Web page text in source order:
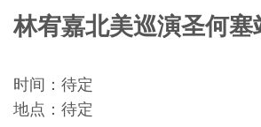
林宥嘉北美巡演圣何塞
时间：待定
地点：待定